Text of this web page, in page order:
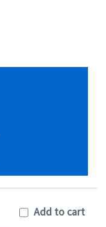
Add to cart